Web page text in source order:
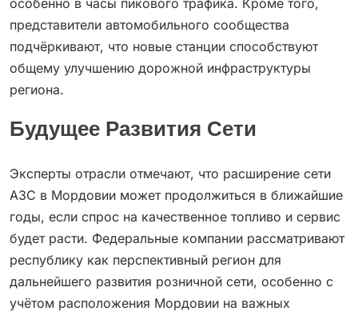
представители автомобильного сообщества
подчёркивают, что новые станции способствуют
общему улучшению дорожной инфраструктуры
региона.
Будущее Развития Сети
Эксперты отрасли отмечают, что расширение сети
АЗС в Мордовии может продолжиться в ближайшие
годы, если спрос на качественное топливо и сервис
будет расти. Федеральные компании рассматривают
республику как перспективный регион для
дальнейшего развития розничной сети, особенно с
учётом расположения Мордовии на важных